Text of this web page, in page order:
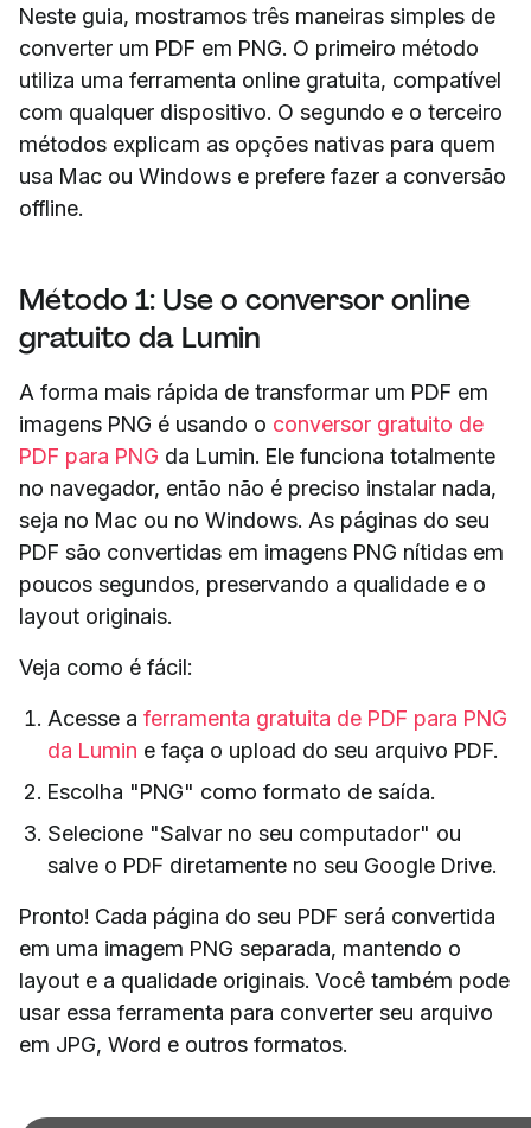
Neste guia, mostramos três maneiras simples de
converter um PDF em PNG. O primeiro método
utiliza uma ferramenta online gratuita, compatível
com qualquer dispositivo. O segundo e o terceiro
métodos explicam as opções nativas para quem
usa Mac ou Windows e prefere fazer a conversão
offline.
Método 1: Use o conversor online
gratuito da Lumin
A forma mais rápida de transformar um PDF em
imagens PNG é usando o conversor gratuito de
PDF para PNG da Lumin. Ele funciona totalmente
no navegador, então não é preciso instalar nada,
seja no Mac ou no Windows. As páginas do seu
PDF são convertidas em imagens PNG nítidas em
poucos segundos, preservando a qualidade e o
layout originais.
Veja como é fácil:
Acesse a ferramenta gratuita de PDF para PNG
da Lumin e faça o upload do seu arquivo PDF.
Escolha "PNG" como formato de saída.
Selecione "Salvar no seu computador" ou
salve o PDF diretamente no seu Google Drive.
Pronto! Cada página do seu PDF será convertida
em uma imagem PNG separada, mantendo o
layout e a qualidade originais. Você também pode
usar essa ferramenta para converter seu arquivo
em JPG, Word e outros formatos.